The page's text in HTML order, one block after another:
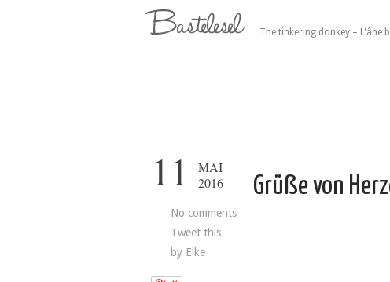
The tinkering donkey – L'âne
11
MAI
2016
No comments
Tweet this
by Elke
Grüße von